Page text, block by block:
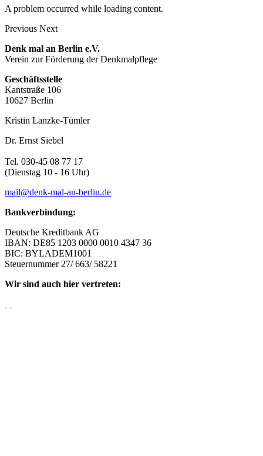
A problem occurred while loading content.
Previous Next
Denk mal an Berlin e.V.
Verein zur Förderung der Denkmalpflege
Geschäftsstelle
Kantstraße 106
10627 Berlin
Kristin Lanzke-Tümler
Dr. Ernst Siebel
Tel. 030-45 08 77 17
(Dienstag 10 - 16 Uhr)
mail@denk-mal-an-berlin.de
Bankverbindung:
Deutsche Kreditbank AG
IBAN: DE85 1203 0000 0010 4347 36
BIC: BYLADEM1001
Steuernummer 27/ 663/ 58221
Wir sind auch hier vertreten: